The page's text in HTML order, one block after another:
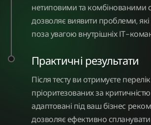
нетиповими та комбінованими
дозволяє виявити проблеми,
поза увагою внутрішніх ІТ-
Практичні результати
Після тесту ви отримуєте перелік
пріоритезованих за
адаптовані під ваш бізнес
дозволяє ефективно